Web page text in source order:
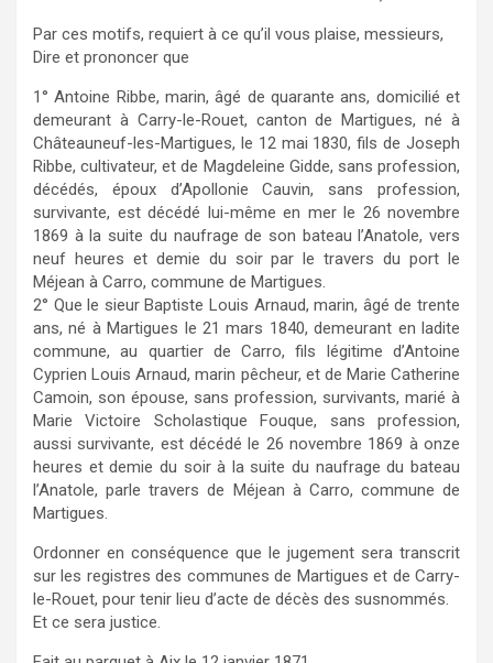
Par ces motifs, requiert à ce qu’il vous plaise, messieurs,
Dire et prononcer que
1° Antoine Ribbe, marin, âgé de quarante ans, domicilié et
demeurant à Carry-le-Rouet, canton de Martigues, né à
Châteauneuf-les-Martigues, le 12 mai 1830, fils de Joseph
Ribbe, cultivateur, et de Magdeleine Gidde, sans profession,
décédés, époux d’Apollonie Cauvin, sans profession,
survivante, est décédé lui-même en mer le 26 novembre
1869 à la suite du naufrage de son bateau l’Anatole, vers
neuf heures et demie du soir par le travers du port le
Méjean à Carro, commune de Martigues.
2° Que le sieur Baptiste Louis Arnaud, marin, âgé de trente
ans, né à Martigues le 21 mars 1840, demeurant en ladite
commune, au quartier de Carro, fils légitime d’Antoine
Cyprien Louis Arnaud, marin pêcheur, et de Marie Catherine
Camoin, son épouse, sans profession, survivants, marié à
Marie Victoire Scholastique Fouque, sans profession,
aussi survivante, est décédé le 26 novembre 1869 à onze
heures et demie du soir à la suite du naufrage du bateau
l’Anatole, parle travers de Méjean à Carro, commune de
Martigues.
Ordonner en conséquence que le jugement sera transcrit
sur les registres des communes de Martigues et de Carry-
le-Rouet, pour tenir lieu d’acte de décès des susnommés.
Et ce sera justice.